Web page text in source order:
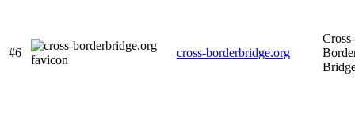
#6 cross-borderbridge.org
Cross-